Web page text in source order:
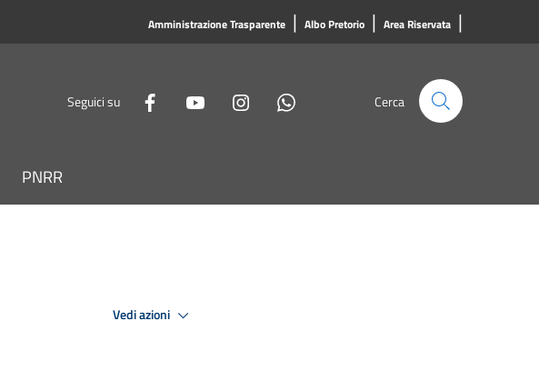
Amministrazione Trasparente | Albo Pretorio | Area Riservata |
Seguici su Cerca
PNRR
Vedi azioni